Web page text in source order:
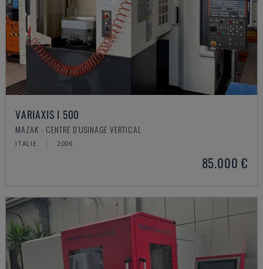
VARIAXIS I 500
MAZAK - CENTRE D'USINAGE VERTICAL
ITALIE 2006
85.000 €